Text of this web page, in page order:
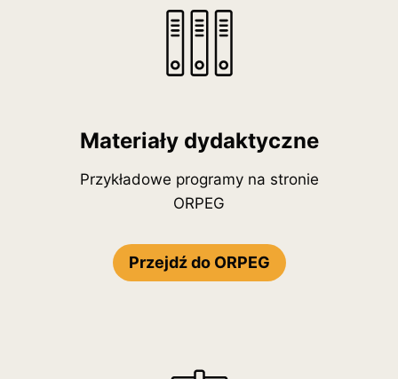
Materiały dydaktyczne
Przykładowe programy na stronie
ORPEG
Przejdź do ORPEG